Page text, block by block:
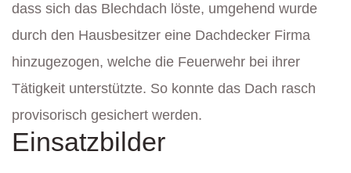
dass sich das Blechdach löste, umgehend wurde
durch den Hausbesitzer eine Dachdecker Firma
hinzugezogen, welche die Feuerwehr bei ihrer
Tätigkeit unterstützte. So konnte das Dach rasch
provisorisch gesichert werden.
Einsatzbilder